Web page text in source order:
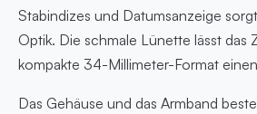
Stabindizes und Datumsanzeige
Optik. Die schmale Lünette lässt das
kompakte 34-Millimeter-Format
Das Gehäuse und das Armband